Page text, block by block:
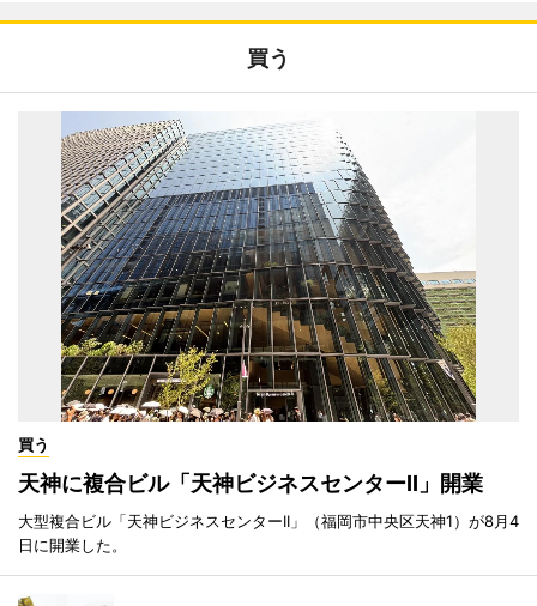
買う
買う
天神に複合ビル「天神ビジネスセンターII」開業
大型複合ビル「天神ビジネスセンターII」（福岡市中央区天神1）が8月4
日に開業した。